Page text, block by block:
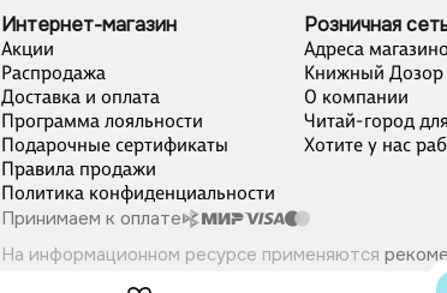
Интернет-магазин
Акции
Распродажа
Доставка и оплата
Программа лояльности
Подарочные сертификаты
Правила продажи
Политика конфиденциальности
Розничная
Адреса
Книжный Дозор
О компании
Читай-город
Хотите у нас
Принимаем к оплате
На информационном ресурсе применяются